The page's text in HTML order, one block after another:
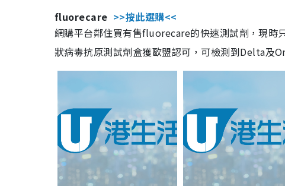
fluorecare >>按此選購<<
網購平台鄰住買有售fluorecare的快速測試劑，現時
狀病毒抗原測試劑盒獲歐盟認可，可檢測到Delta及